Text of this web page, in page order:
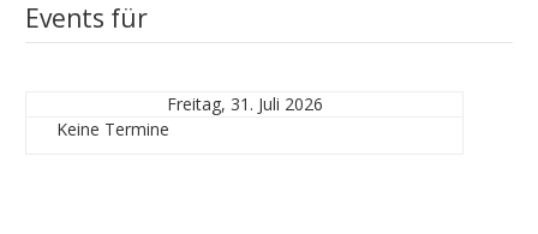
Events für
Freitag, 31. Juli 2026
Keine Termine